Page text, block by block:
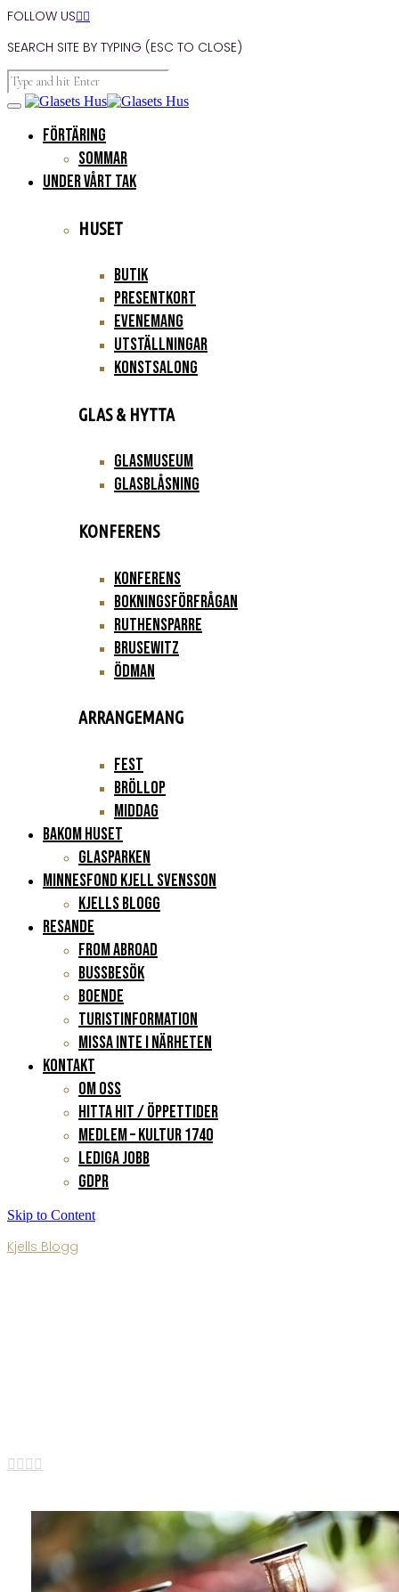
FOLLOW US
SEARCH SITE BY TYPING (ESC TO CLOSE)
FÖRTÄRING
Sommar
UNDER VÅRT TAK
HUSET
Butik
Presentkort
Evenemang
Utställningar
Konstsalong
GLAS & HYTTA
Glasmuseum
Glasblåsning
KONFERENS
Konferens
Bokningsförfrågan
Ruthensparre
Brusewitz
Ödman
ARRANGEMANG
Fest
Bröllop
Middag
BAKOM HUSET
Glasparken
Minnesfond Kjell Svensson
KJELLS BLOGG
RESANDE
FROM ABROAD
Bussbesök
Boende
Turistinformation
Missa inte i närheten
KONTAKT
Om oss
Hitta hit / Öppettider
Medlem – Kultur 1740
Lediga jobb
GDPR
Skip to Content
Kjells Blogg
   